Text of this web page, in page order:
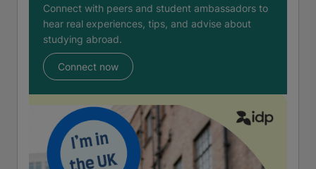
Connect with peers and student ambassadors to
hear real experiences, tips, and advise about
studying abroad.
Connect now